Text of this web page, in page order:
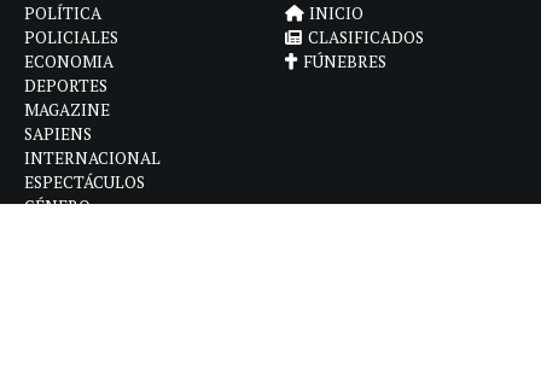
POLÍTICA
POLICIALES
ECONOMIA
DEPORTES
MAGAZINE
SAPIENS
INTERNACIONAL
ESPECTÁCULOS
GÉNERO
INICIO
CLASIFICADOS
FÚNEBRES